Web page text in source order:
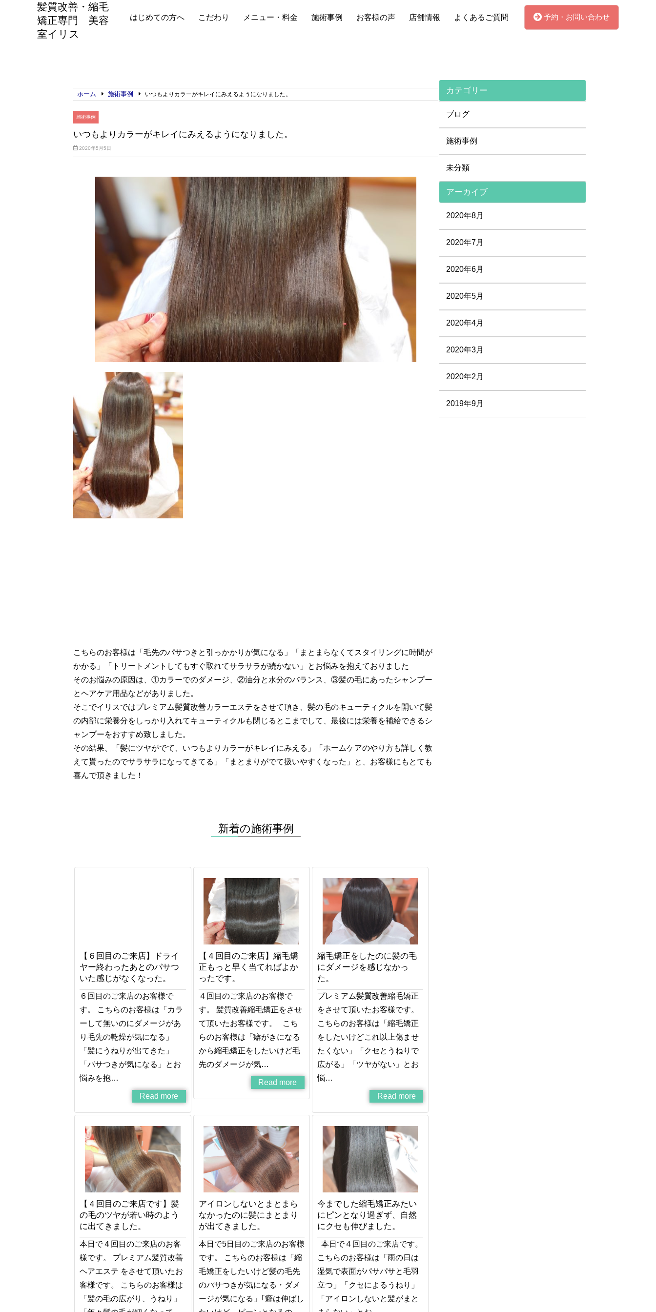
髪質改善・縮毛
矯正専門 美容
室イリス
はじめての方へ こだわり メニュー・料金 施術事例 お客様の声 店舗情報 よくあるご質問 予約・お問い合わせ
ホーム 施術事例 いつもよりカラーがキレイにみえるようになりました。
施術事例
いつもよりカラーがキレイにみえるようになりました。
2020年5月5日
こちらのお客様は「毛先のパサつきと引っかかりが気になる」「まとまらなくてスタイリングに時間が
かかる」「トリートメントしてもすぐ取れてサラサラが続かない」とお悩みを抱えておりました
そのお悩みの原因は、①カラーでのダメージ、②油分と水分のバランス、③髪の毛にあったシャンプー
とヘアケア用品などがありました。
そこでイリスではプレミアム髪質改善カラーエステをさせて頂き、髪の毛のキューティクルを開いて髪
の内部に栄養分をしっかり入れてキューティクルも閉じるとこまでして、最後には栄養を補給できるシ
ャンプーをおすすめ致しました。
その結果、「髪にツヤがでて、いつもよりカラーがキレイにみえる」「ホームケアのやり方も詳しく教
えて貰ったのでサラサラになってきてる」「まとまりがでて扱いやすくなった」と、お客様にもとても
喜んで頂きました！
新着の施術事例
【６回目のご来店】ドライ
ヤー終わったあとのパサつ
いた感じがなくなった。
６回目のご来店のお客様で
す。 こちらのお客様は「カラ
ーして無いのにダメージがあ
り毛先の乾燥が気になる」
「髪にうねりが出てきた」
「パサつきが気になる」とお
悩みを抱…
Read more
【４回目のご来店】縮毛矯
正もっと早く当てればよか
ったです。
４回目のご来店のお客様で
す。 髪質改善縮毛矯正をさせ
て頂いたお客様です。 こち
らのお客様は「癖がきになる
から縮毛矯正をしたいけど毛
先のダメージが気…
Read more
縮毛矯正をしたのに髪の毛
にダメージを感じなかっ
た。
プレミアム髪質改善縮毛矯正
をさせて頂いたお客様です。
こちらのお客様は「縮毛矯正
をしたいけどこれ以上傷ませ
たくない」「クセとうねりで
広がる」「ツヤがない」とお
悩…
Read more
【４回目のご来店です】髪
の毛のツヤが若い時のよう
に出てきました。
本日で４回目のご来店のお客
様です。 プレミアム髪質改善
ヘアエステ をさせて頂いたお
客様です。 こちらのお客様は
「髪の毛の広がり、うねり」
アイロンしないとまとまら
なかったのに髪にまとまり
が出てきました。
本日で5日目のご来店のお客様
です。 こちらのお客様は「縮
毛矯正をしたいけど髪の毛先
のパサつきが気になる・ダメ
ージが気になる」｢癖は伸ばし
今までした縮毛矯正みたい
にピンとなり過ぎず、自然
にクセも伸びました。
本日で４回目のご来店です。
こちらのお客様は「雨の日は
湿気で表面がパサパサと毛羽
立つ」「クセによるうねり」
「アイロンしないと髪がまと
カテゴリー
ブログ
施術事例
未分類
アーカイブ
2020年8月
2020年7月
2020年6月
2020年5月
2020年4月
2020年3月
2020年2月
2019年9月